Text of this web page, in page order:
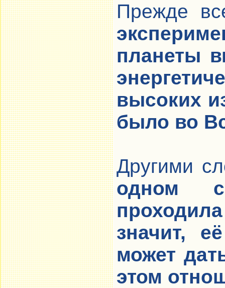
Прежде
планеты
высоких
было во
Другими
одном
значит,
может
этом